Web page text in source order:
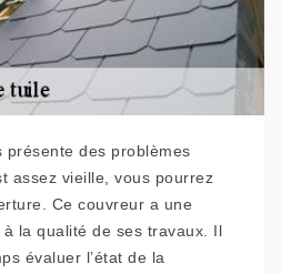
des problèmes
assez vieille, vous pourrez
Ce couvreur a une
la qualité de ses travaux. Il
évaluer l’état de la